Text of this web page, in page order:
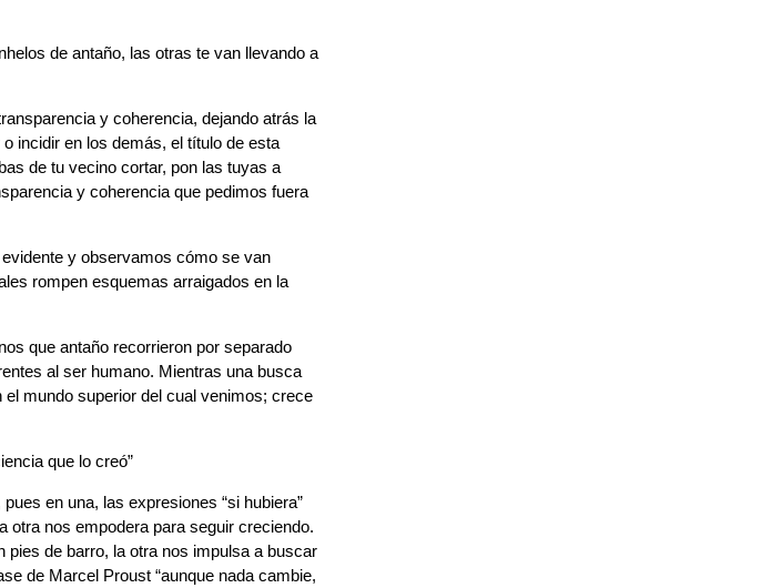
de antaño, las otras te van llevando a
y coherencia, dejando atrás la
incidir en los demás, el título de esta
de tu vecino cortar, pon las tuyas a
y coherencia que pedimos fuera
y observamos cómo se van
rompen esquemas arraigados en la
que antaño recorrieron por separado
al ser humano. Mientras una busca
mundo superior del cual venimos; crece
que lo creó”
en una, las expresiones “si hubiera”
otra nos empodera para seguir creciendo.
pies de barro, la otra nos impulsa a buscar
de Marcel Proust “aunque nada cambie,